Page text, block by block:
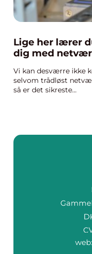
Lige her lærer
dig med
Vi kan desværre ikke
selvom trådløst
så er det sikreste...
web: